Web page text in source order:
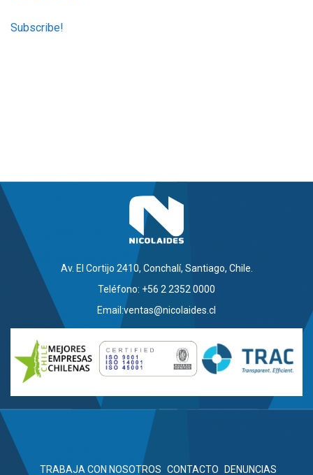
Av. El Cortijo 2410, Conchalí, Santiago, Chile.
Teléfono: +56 2 2352 0000
Email:ventas@nicolaides.cl
TRABAJA CON NOSOTROS CONTACTO DENUNCIAS